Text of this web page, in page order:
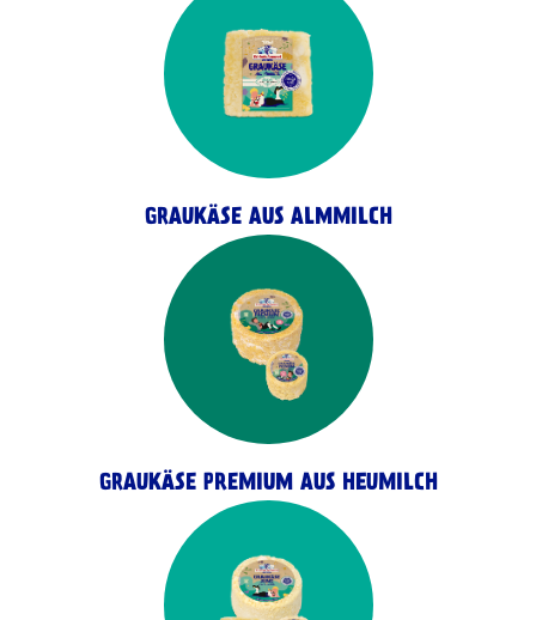
GRAUKÄSE AUS ALMMILCH
GRAUKÄSE PREMIUM AUS HEUMILCH